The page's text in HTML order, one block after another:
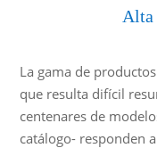
Alta
La gama de
que resulta difícil
centenares de
catálogo- responden